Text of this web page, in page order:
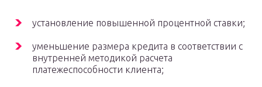
установление повышенной процентной ставки;
уменьшение размера кредита в соответствии с
внутренней методикой расчета
платежеспособности клиента;